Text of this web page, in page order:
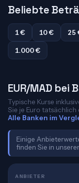
Beliebte
1 € 10 € 25
1.000 €
EUR/MAD bei
Typische Kurse
Sie je Euro tatsächlich
Alle Banken im
Einige
finden Sie in unserer
ANBIETER